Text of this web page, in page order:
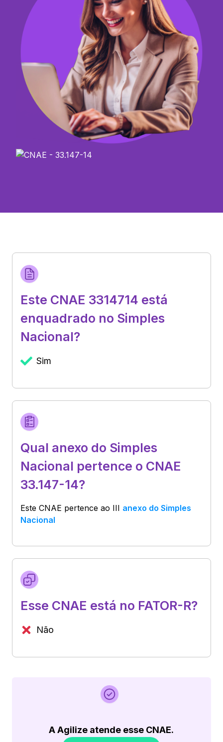
Este CNAE 3314714 está
enquadrado no Simples
Nacional?
Sim
Qual anexo do Simples
Nacional pertence o CNAE
33.147-14?
Este CNAE pertence ao III anexo do Simples
Nacional
Esse CNAE está no FATOR-R?
Não
A Agilize atende esse CNAE.